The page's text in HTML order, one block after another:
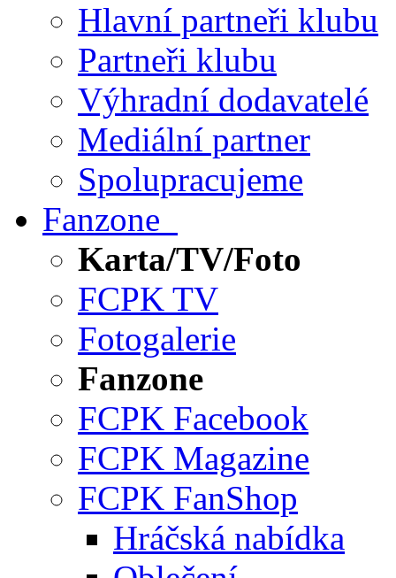
Hlavní partneři klubu
Partneři klubu
Výhradní dodavatelé
Mediální partner
Spolupracujeme
Fanzone
Karta/TV/Foto
FCPK TV
Fotogalerie
Fanzone
FCPK Facebook
FCPK Magazine
FCPK FanShop
Hráčská nabídka